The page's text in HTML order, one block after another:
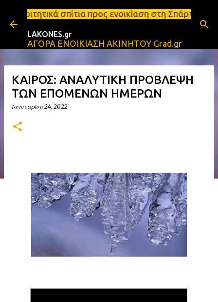
Μετάβαση στο κύριο περιεχόμενο
προς ενοικίαση στη Σπάρτη Ενοικιάσεις
LAKONES.gr
ΑΓΟΡΑ ΕΝΟΙΚΙΑΣΗ ΑΚΙΝΗΤΟΥ Grad.gr
ΚΑΙΡΟΣ: ΑΝΑΛΥΤΙΚΗ ΠΡΟΒΛΕΨΗ
ΤΩΝ ΕΠΟΜΕΝΩΝ ΗΜΕΡΩΝ
Ιανουαρίου 24, 2022